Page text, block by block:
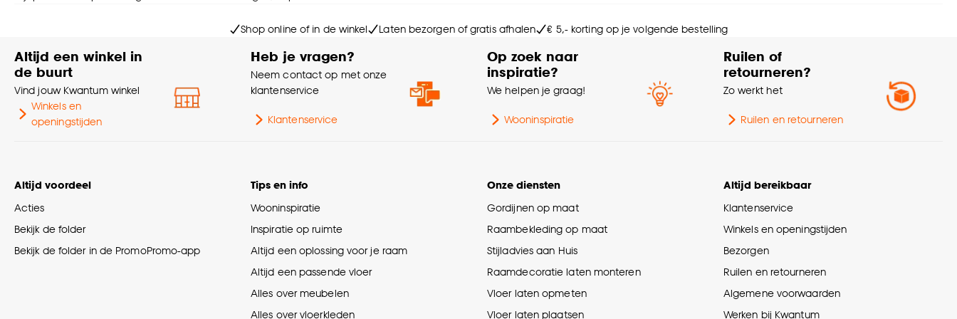
Hoogte 26 CM
25 Wt
150 CM
Modern, Scandinavisch,
Shop online of in de winkel Laten bezorgen of gratis afhalen € 5,- korting op je volgende bestelling
Altijd een winkel in
de buurt
Vind jouw Kwantum winkel
Winkels en
openingstijden
Heb je vragen?
Neem contact op met onze
klantenservice
Klantenservice
Op zoek naar
inspiratie?
We helpen je graag!
Wooninspiratie
Ruilen of
retourneren?
Zo werkt het
Ruilen en retourneren
Altijd voordeel
Acties
Bekijk de folder
Bekijk de folder in de PromoPromo-app
Tips en info
Wooninspiratie
Inspiratie op ruimte
Altijd een oplossing voor je raam
Altijd een passende vloer
Alles over meubelen
Alles over vloerkleden
Onze diensten
Gordijnen op maat
Raambekleding op maat
Stijladvies aan Huis
Raamdecoratie laten monteren
Vloer laten opmeten
Vloer laten plaatsen
Altijd bereikbaar
Klantenservice
Winkels en openingstijden
Bezorgen
Ruilen en retourneren
Algemene voorwaarden
Werken bij Kwantum